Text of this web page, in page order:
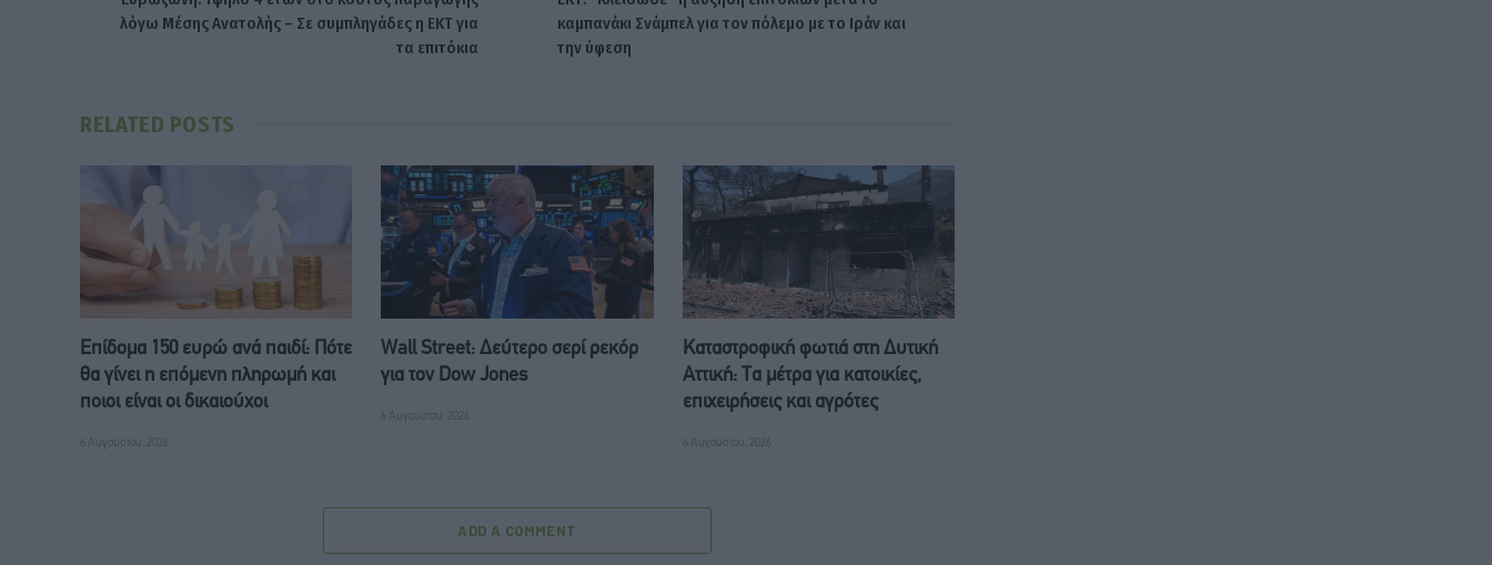
λόγω Μέσης Ανατολής – Σε συμπληγάδες η ΕΚΤ για
τα επιτόκια
καμπανάκι Σνάμπελ για τον πόλεμο με το Ιράν και
την ύφεση
RELATED POSTS
Επίδομα 150 ευρώ ανά παιδί: Πότε
θα γίνει η επόμενη πληρωμή και
ποιοι είναι οι δικαιούχοι
6 Αυγούστου, 2026
Wall Street: Δεύτερο σερί ρεκόρ
για τον Dow Jones
6 Αυγούστου, 2026
Καταστροφική φωτιά στη Δυτική
Αττική: Τα μέτρα για κατοικίες,
επιχειρήσεις και αγρότες
6 Αυγούστου, 2026
ADD A COMMENT